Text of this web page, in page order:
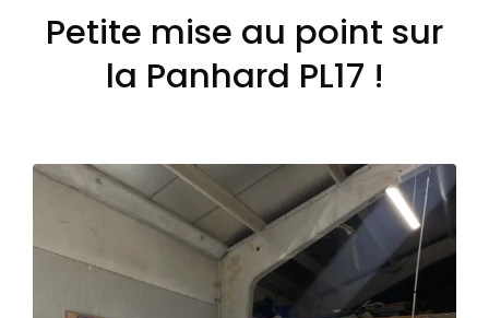
Petite mise au point sur
la Panhard PL17 !